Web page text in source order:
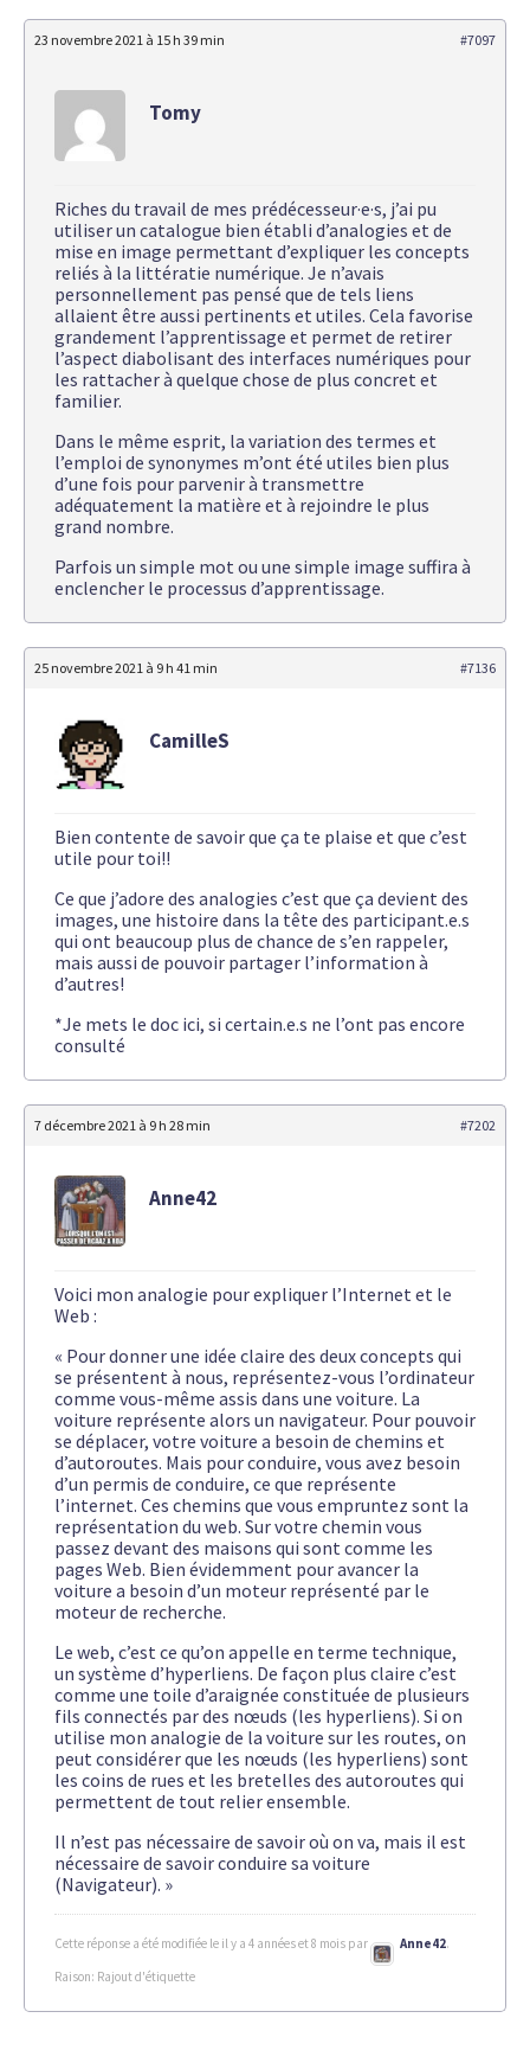
23 novembre 2021 à 15 h 39 min #7097
Tomy
Riches du travail de mes prédécesseur·e·s, j’ai pu
utiliser un catalogue bien établi d’analogies et de
mise en image permettant d’expliquer les concepts
reliés à la littératie numérique. Je n’avais
personnellement pas pensé que de tels liens
allaient être aussi pertinents et utiles. Cela favorise
grandement l’apprentissage et permet de retirer
l’aspect diabolisant des interfaces numériques pour
les rattacher à quelque chose de plus concret et
familier.
Dans le même esprit, la variation des termes et
l’emploi de synonymes m’ont été utiles bien plus
d’une fois pour parvenir à transmettre
adéquatement la matière et à rejoindre le plus
grand nombre.
Parfois un simple mot ou une simple image suffira à
enclencher le processus d’apprentissage.
25 novembre 2021 à 9 h 41 min #7136
CamilleS
Bien contente de savoir que ça te plaise et que c’est
utile pour toi!!
Ce que j’adore des analogies c’est que ça devient des
images, une histoire dans la tête des participant.e.s
qui ont beaucoup plus de chance de s’en rappeler,
mais aussi de pouvoir partager l’information à
d’autres!
*Je mets le doc ici, si certain.e.s ne l’ont pas encore
consulté
7 décembre 2021 à 9 h 28 min #7202
Anne42
Voici mon analogie pour expliquer l’Internet et le
Web :
« Pour donner une idée claire des deux concepts qui
se présentent à nous, représentez-vous l’ordinateur
comme vous-même assis dans une voiture. La
voiture représente alors un navigateur. Pour pouvoir
se déplacer, votre voiture a besoin de chemins et
d’autoroutes. Mais pour conduire, vous avez besoin
d’un permis de conduire, ce que représente
l’internet. Ces chemins que vous empruntez sont la
représentation du web. Sur votre chemin vous
passez devant des maisons qui sont comme les
pages Web. Bien évidemment pour avancer la
voiture a besoin d’un moteur représenté par le
moteur de recherche.
Le web, c’est ce qu’on appelle en terme technique,
un système d’hyperliens. De façon plus claire c’est
comme une toile d’araignée constituée de plusieurs
fils connectés par des nœuds (les hyperliens). Si on
utilise mon analogie de la voiture sur les routes, on
peut considérer que les nœuds (les hyperliens) sont
les coins de rues et les bretelles des autoroutes qui
permettent de tout relier ensemble.
Il n’est pas nécessaire de savoir où on va, mais il est
nécessaire de savoir conduire sa voiture
(Navigateur). »
Cette réponse a été modifiée le il y a 4 années et 8 mois par Anne42.
Raison: Rajout d'étiquette